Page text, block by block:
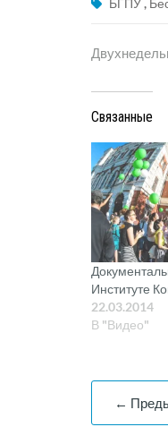
Связанные
Институте
22.03.2014
В "Видео"
←